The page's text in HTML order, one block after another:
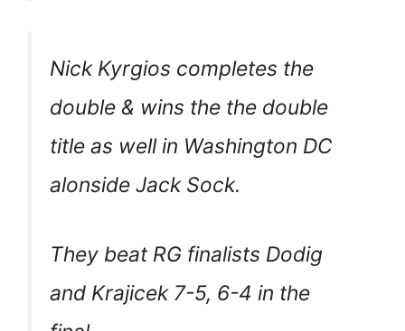
Nick Kyrgios completes the
double & wins the the double
title as well in Washington DC
alonside Jack Sock.
They beat RG finalists Dodig
and Krajicek 7-5, 6-4 in the